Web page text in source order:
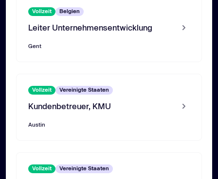
Vollzeit Belgien
Leiter Unternehmensentwicklung
Gent
Vollzeit Vereinigte Staaten
Kundenbetreuer, KMU
Austin
Vollzeit Vereinigte Staaten